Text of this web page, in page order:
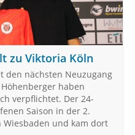
zu Viktoria Köln
den nächsten Neuzugang
haben
verpflichtet. Der 24-
Saison in der 2.
Wiesbaden und kam dort